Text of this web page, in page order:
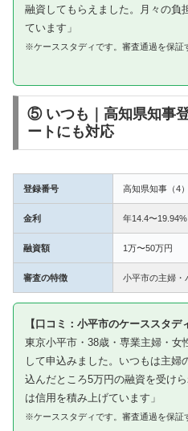
融資してもらえました。月々の負
ています」
※ケーススタディです。審査通過を保証
⑤ いつも｜高知県知事
ートにも対応
登録番号 高知県知事（4
金利 年14.4〜19.94%
融資額 1万〜50万円
審査の特徴 小平市の主婦・
【口コミ：小平市のケーススタデ
東京小平市・38歳・専業主婦・女
して申込みました。いつもは主婦
込んだところ5万円の融資を受け
は信用を積み上げています」
※ケーススタディです。審査通過を保証